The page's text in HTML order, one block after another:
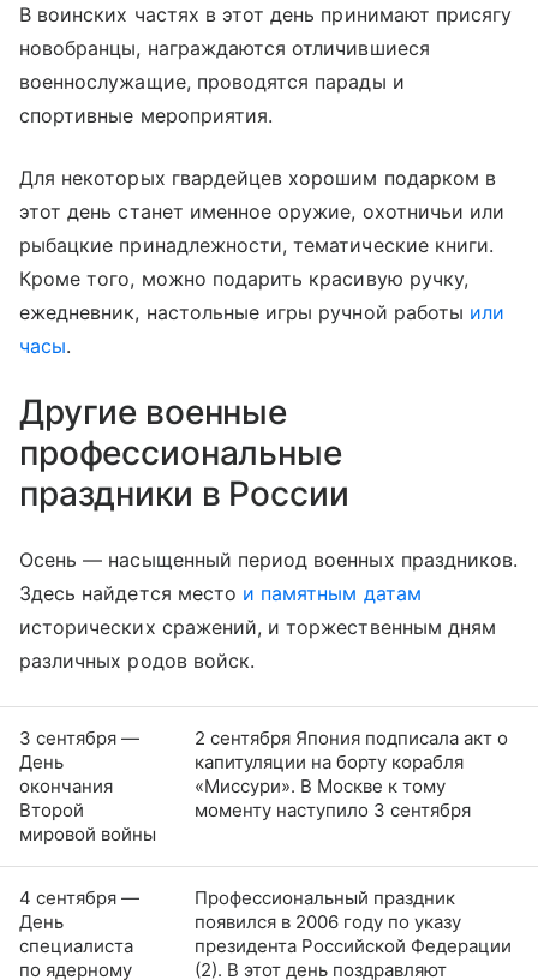
В воинских частях в этот день принимают присягу
новобранцы, награждаются отличившиеся
военнослужащие, проводятся парады и
спортивные мероприятия.
Для некоторых гвардейцев хорошим подарком в
этот день станет именное оружие, охотничьи или
рыбацкие принадлежности, тематические книги.
Кроме того, можно подарить красивую ручку,
ежедневник, настольные игры ручной работы или
часы.
Другие военные
профессиональные
праздники в России
Осень — насыщенный период военных праздников.
Здесь найдется место и памятным датам
исторических сражений, и торжественным дням
различных родов войск.
3 сентября —
День
окончания
Второй
мировой войны
2 сентября Япония подписала акт о
капитуляции на борту корабля
«Миссури». В Москве к тому
моменту наступило 3 сентября
4 сентября —
День
специалиста
по ядерному
Профессиональный праздник
появился в 2006 году по указу
президента Российской Федерации
(2). В этот день поздравляют